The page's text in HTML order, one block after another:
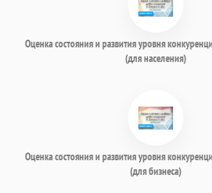
Оценка состояния и развития уровня
(для населения)
Оценка состояния и развития уровня
(для бизнеса)